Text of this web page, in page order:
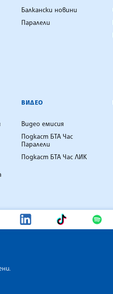
Балкански новини
Паралели
ВИДЕО
Видео емисия
Подкаст БТА Час
Паралели
Подкаст БТА Час ЛИК